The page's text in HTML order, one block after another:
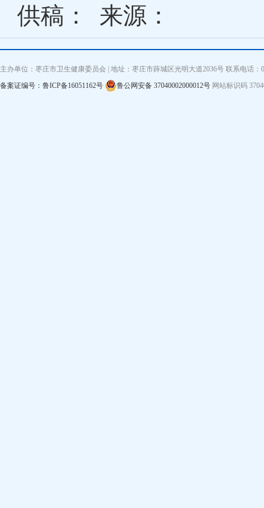
供稿： 来源：
主办单位：枣庄市卫生健康委员会 | 地址：枣庄市薛城区光明大道2036号 联系电话
备案证编号：鲁ICP备16051162号
鲁公网安备 37040002000012号 网站标识码